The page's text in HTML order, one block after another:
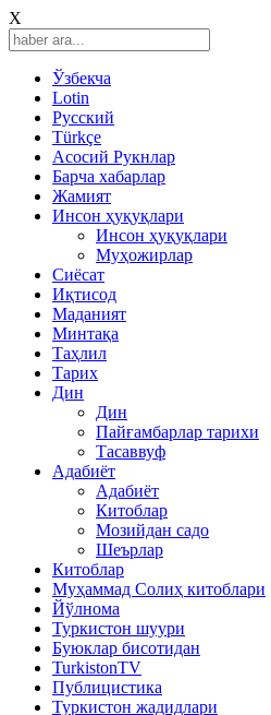
X
Ўзбекча
Lotin
Русский
Türkçe
Асосий Рукнлар
Барча хабарлар
Жамият
Инсон ҳуқуқлари
Инсон ҳуқуқлари
Муҳожирлар
Сиёсат
Иқтисод
Mаданият
Минтақа
Таҳлил
Тарих
Дин
Дин
Пайғамбарлар тарихи
Тасаввуф
Адабиёт
Адабиёт
Китоблар
Мозийдан садо
Шеърлар
Китоблар
Муҳаммад Солиҳ китоблари
Йўлнома
Туркистон шуури
Буюклар бисотидан
TurkistonTV
Публицистика
Туркистон жадидлари